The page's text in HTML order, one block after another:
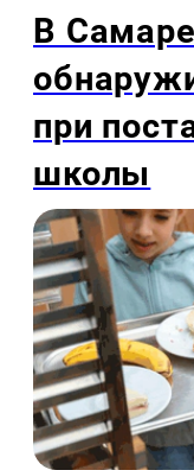
В
при
школы